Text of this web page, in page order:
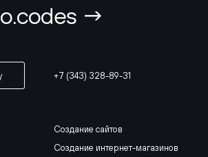
→
+7 (343) 328-89-31
Создание сайтов
Создание интернет-магазинов